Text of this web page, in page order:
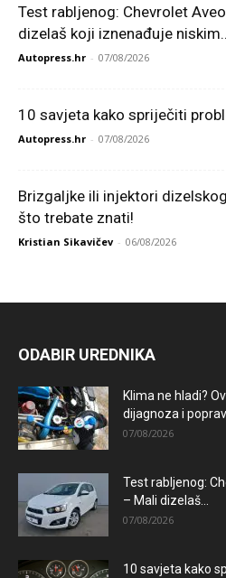
Test rabljenog: Chevrolet
dizelaš koji iznenađuje
Autopress.hr - 07/08/2026
10 savjeta kako spriječiti
Autopress.hr - 07/08/2026
Brizgaljke ili injektori
što trebate znati!
Kristian Sikavičev - 06/08/2026
ODABIR UREDNIKA
Klima ne hladi?
dijagnoza i
07/08/2026
Test rabljenog:
– Mali dizelaš...
07/08/2026
10 savjeta kako